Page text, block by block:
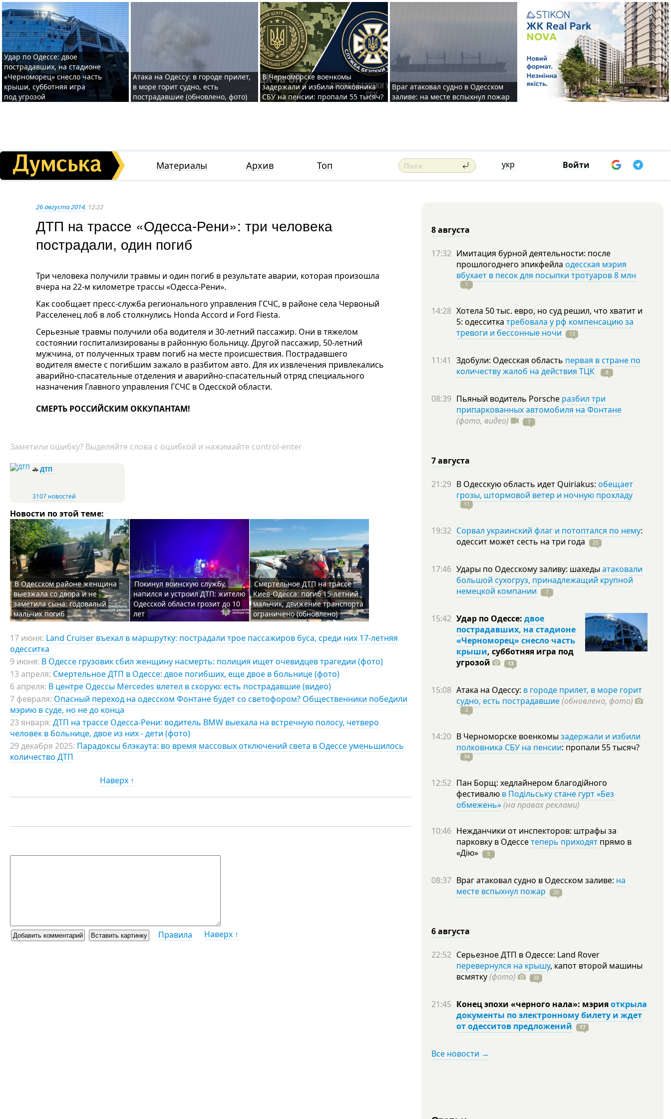
Удар по Одессе: двое
пострадавших, на стадионе
«Черноморец» снесло часть
крыши, субботняя игра
под угрозой
Атака на Одессу: в городе прилет,
в море горит судно, есть
пострадавшие (обновлено, фото)
В Черноморске военкомы
задержали и избили полковника
СБУ на пенсии: пропали 55 тысяч?
Враг атаковал судно в Одесском
заливе: на месте вспыхнул пожар
Материалы Архив Топ укр Войти
26 августа 2014, 12:22
ДТП на трассе «Одесса-Рени»: три человека
пострадали, один погиб
Три человека получили травмы и один погиб в результате аварии, которая произошла
вчера на 22-м километре трассы «Одесса-Рени».
Как сообщает пресс-служба регионального управления ГСЧС, в районе села Червоный
Расселенец лоб в лоб столкнулись Honda Accord и Ford Fiesta.
Серьезные травмы получили оба водителя и 30-летний пассажир. Они в тяжелом
состоянии госпитализированы в районную больницу. Другой пассажир, 50-летний
мужчина, от полученных травм погиб на месте происшествия. Пострадавшего
водителя вместе с погибшим зажало в разбитом авто. Для их извлечения привлекались
аварийно-спасательные отделения и аварийно-спасательный отряд специального
назначения Главного управления ГСЧС в Одесской области.
СМЕРТЬ РОССИЙСКИМ ОККУПАНТАМ!
Заметили ошибку? Выделяйте слова с ошибкой и нажимайте control-enter
🚓ДТП
3107 новостей
Новости по этой теме:
В Одесском районе женщина
выезжала со двора и не
заметила сына: годовалый
мальчик погиб
Покинул воинскую службу,
напился и устроил ДТП: жителю
Одесской области грозит до 10
лет
Смертельное ДТП на трассе
Киев-Одесса: погиб 15-летний
мальчик, движение транспорта
ограничено (обновлено)
17 июня: Land Cruiser въехал в маршрутку: пострадали трое пассажиров буса, среди них 17-летняя
одесситка
9 июня: В Одессе грузовик сбил женщину насмерть: полиция ищет очевидцев трагедии (фото)
13 апреля: Смертельное ДТП в Одессе: двое погибших, еще двое в больнице (фото)
6 апреля: В центре Одессы Mercedes влетел в скорую: есть пострадавшие (видео)
7 февраля: Опасный переход на одесском Фонтане будет со светофором? Общественники победили
мэрию в суде, но не до конца
23 января: ДТП на трассе Одесса-Рени: водитель BMW выехала на встречную полосу, четверо
человек в больнице, двое из них - дети (фото)
29 декабря 2025: Парадоксы блэкаута: во время массовых отключений света в Одессе уменьшилось
количество ДТП
Наверх ↑
Правила Наверх ↑
8 августа
17:32 Имитация бурной деятельности: после
прошлогоднего эпикфейла одесская мэрия
вбухает в песок для посыпки тротуаров 8 млн
1
14:28 Хотела 50 тыс. евро, но суд решил, что хватит и
5: одесситка требовала у рф компенсацию за
тревоги и бессонные ночи
13
11:41 Здобули: Одесская область первая в стране по
количеству жалоб на действия ТЦК
8
08:39 Пьяный водитель Porsche разбил три
припаркованных автомобиля на Фонтане
(фото, видео)
7
7 августа
21:29 В Одесскую область идет Quiriakus: обещает
грозы, штормовой ветер и ночную прохладу
11
19:32 Сорвал украинский флаг и потоптался по нему:
одессит может сесть на три года 25
17:46 Удары по Одесскому заливу: шахеды атаковали
большой сухогруз, принадлежащий крупной
немецкой компании
7
15:42 Удар по Одессе: двое
пострадавших, на стадионе
«Черноморец» снесло часть
крыши, субботняя игра под
угрозой
13
15:08 Атака на Одессу: в городе прилет, в море горит
судно, есть пострадавшие(обновлено, фото)
2
14:20 В Черноморске военкомы задержали и избили
полковника СБУ на пенсии: пропали 55тысяч?
34
12:52 Пан Борщ: хедлайнером благодійного
фестивалю в Подільську стане гурт «Без
обмежень»(на правах реклами)
10:46 Нежданчики от инспекторов: штрафы за
парковку в Одессетеперь приходят прямо в
«Дію»
5
08:37 Враг атаковал судно в Одесском заливе: на
месте вспыхнул пожар
20
6 августа
22:52 Серьезное ДТП в Одессе: Land Rover
перевернулся на крышу, капот второй машины
всмятку(фото) 38
21:45 Конец эпохи «черного нала»: мэрияоткрыла
документы по электронному билету и ждет
от одесситов предложений
17
Все новости →